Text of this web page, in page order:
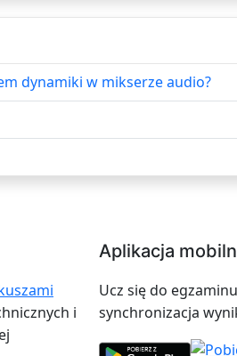
dynamiki w mikserze audio?
i
Aplikacja
Ucz się do
synchronizacja